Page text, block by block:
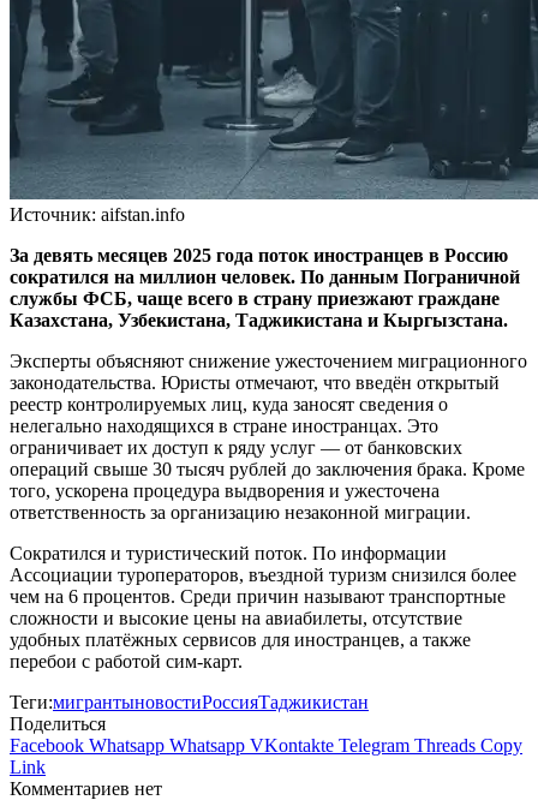
Источник: aifstan.info
За девять месяцев 2025 года поток иностранцев в Россию
сократился на миллион человек. По данным Пограничной
службы ФСБ, чаще всего в страну приезжают граждане
Казахстана, Узбекистана, Таджикистана и Кыргызстана.
Эксперты объясняют снижение ужесточением миграционного
законодательства. Юристы отмечают, что введён открытый
реестр контролируемых лиц, куда заносят сведения о
нелегально находящихся в стране иностранцах. Это
ограничивает их доступ к ряду услуг — от банковских
операций свыше 30 тысяч рублей до заключения брака. Кроме
того, ускорена процедура выдворения и ужесточена
ответственность за организацию незаконной миграции.
Сократился и туристический поток. По информации
Ассоциации туроператоров, въездной туризм снизился более
чем на 6 процентов. Среди причин называют транспортные
сложности и высокие цены на авиабилеты, отсутствие
удобных платёжных сервисов для иностранцев, а также
перебои с работой сим-карт.
Теги:мигрантыновостиРоссияТаджикистан
Поделиться
Facebook Whatsapp Whatsapp VKontakte Telegram Threads Copy
Link
Комментариев нет